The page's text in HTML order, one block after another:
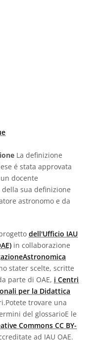
La definizione
é stata approvata
docente
sua definizione
astronomo e da
dell'Ufficio IAU
in collaborazione
stater scelte, scritte
parte di OAE, i Centri
per la Didattica
trovare una
del glossarioE le
Commons CC BY-
ad IAU OAE.